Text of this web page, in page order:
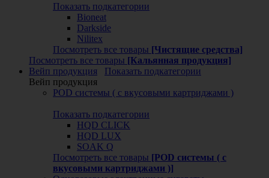
Показать подкатегории
Bioneat
Darkside
Nilitex
Посмотреть все товары [Чистящие средства]
Посмотреть все товары [Кальянная продукция]
Вейп продукция
Показать подкатегории
Вейп продукция
POD системы ( с вкусовыми картриджами )
Показать подкатегории
HQD CLICK
HQD LUX
SOAK Q
Посмотреть все товары [POD системы ( с
вкусовыми картриджами )]